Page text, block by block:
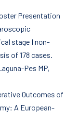
Presentation
stage I non-
of 178 cases.
Pes MP,
Outcomes of
A European-